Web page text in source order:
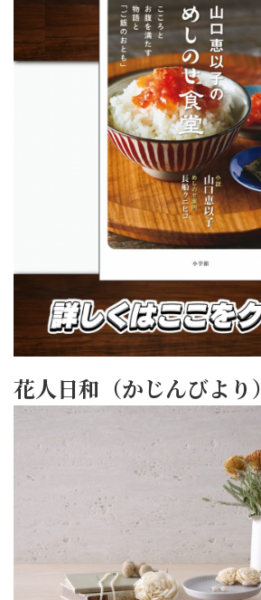
花人日和（かじんびより）